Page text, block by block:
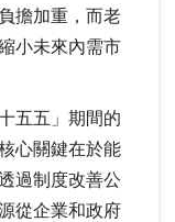
擔加重，而老
小未來內需市
五五」期間的
心關鍵在於能
過制度改善公
從企業和政府